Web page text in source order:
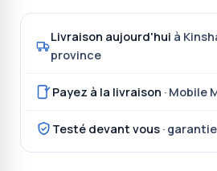
Livraison aujourd'hui à
province
Payez à la livraison · Mobile
Testé devant vous ·